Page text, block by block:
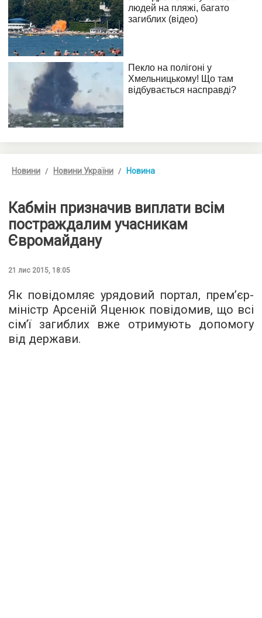
Новини Новини України Новина
Кабмін призначив виплати всім
постраждалим учасникам
Євромайдану
21 лис 2015, 18:05
Як повідомляє урядовий портал, прем’єр-
міністр Арсеній Яценюк повідомив, що всі
сім’ї загиблих вже отримують допомогу
від держави.